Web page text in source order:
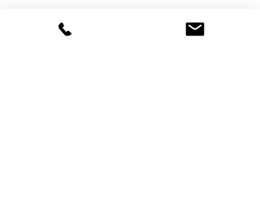
PERSÖNLICHE BERATUNG